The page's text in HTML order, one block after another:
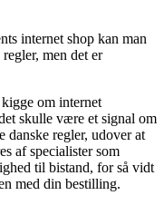
internet shop kan man
men det er
om internet
skulle være et signal om
danske regler, udover at
af specialister som
til bistand, for så vidt
med din bestilling.